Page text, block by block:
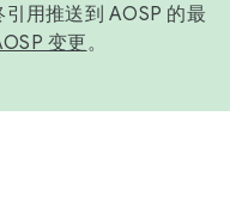
用推送到 AOSP 的最
变更。